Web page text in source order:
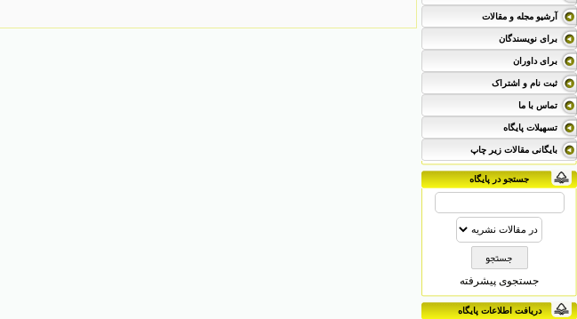
آرشیو مجله و مقالات
برای نویسندگان
برای داوران
ثبت نام و اشتراک
تماس با ما
تسهیلات پایگاه
بایگانی مقالات زیر چاپ
جستجو در پایگاه
جستجوی پیشرفته
دریافت اطلاعات پایگاه